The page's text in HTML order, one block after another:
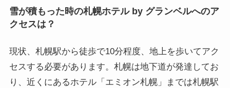
雪が積もった時の札幌ホテル by グランベルへのア
クセスは？
現状、札幌駅から徒歩で10分程度、地上を歩いてアク
セスする必要があります。札幌は地下道が発達してお
り、近くにあるホテル「エミオン札幌」までは札幌駅